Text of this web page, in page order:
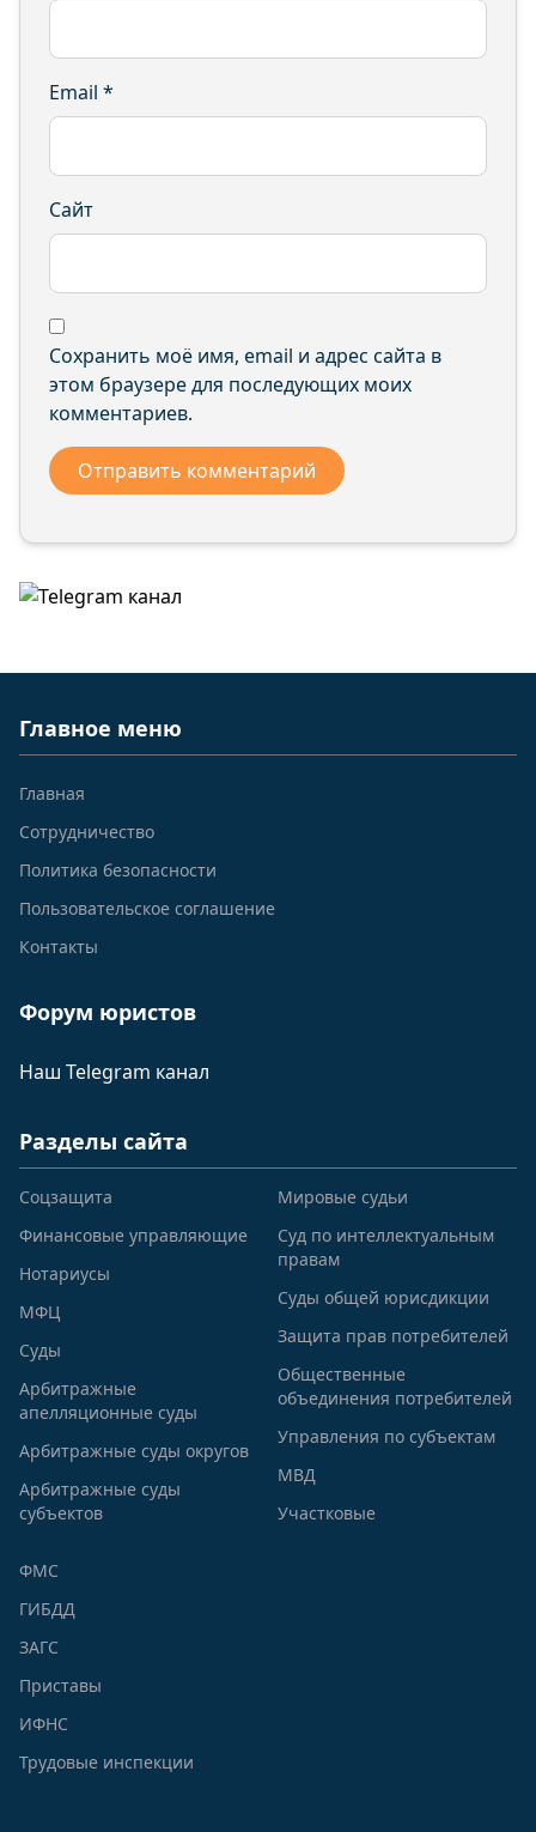
Email *
Сайт
Сохранить моё имя, email и адрес сайта в
этом браузере для последующих моих
комментариев.
Главное меню
Главная
Сотрудничество
Политика безопасности
Пользовательское соглашение
Контакты
Форум юристов
Наш Telegram канал
Разделы сайта
Соцзащита
Финансовые управляющие
Нотариусы
МФЦ
Суды
Арбитражные
апелляционные суды
Арбитражные суды округов
Арбитражные суды
субъектов
Мировые судьи
Суд по интеллектуальным
правам
Суды общей юрисдикции
Защита прав потребителей
Общественные
объединения потребителей
Управления по субъектам
МВД
Участковые
ФМС
ГИБДД
ЗАГС
Приставы
ИФНС
Трудовые инспекции